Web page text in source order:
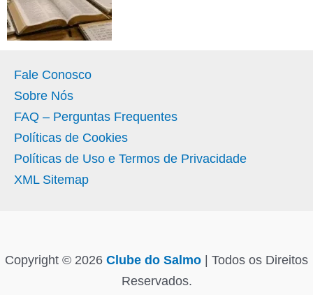
Fale Conosco
Sobre Nós
FAQ – Perguntas Frequentes
Políticas de Cookies
Políticas de Uso e Termos de Privacidade
XML Sitemap
Copyright © 2026 Clube do Salmo | Todos os Direitos
Reservados.